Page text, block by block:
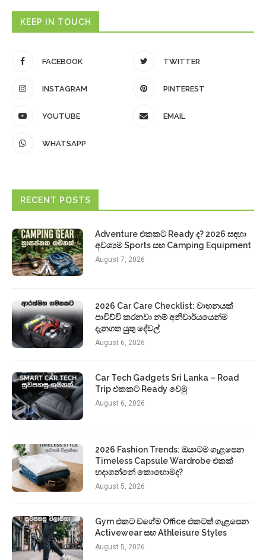
KEEP IN TOUCH
FACEBOOK TWITTER
INSTAGRAM PINTEREST
YOUTUBE EMAIL
WHATSAPP
RECENT POSTS
Adventure එකකට Ready ද? 2026 සඳහා
අවශ්‍යම Sports සහ Camping Equipment
August 7, 2026
2026 Car Care Checklist: වාහනයක්
පාවිච්චි කරනවා නම් අනිවාර්යයෙන්ම
දැනගත යුතු දේවල්
August 6, 2026
Car Tech Gadgets Sri Lanka – Road
Trip එකකට Ready වෙමු
August 6, 2026
2026 Fashion Trends: ඔයාටම ගැළපෙන
Timeless Capsule Wardrobe එකක්
හදාගන්නේ කොහොමද?
August 5, 2026
Gym එකට වගේම Office එකටත් ගැළපෙන
Activewear සහ Athleisure Styles
August 5, 2026